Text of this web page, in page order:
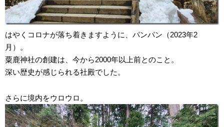
はやくコロナが落ち着きますように、パンパン（2023年2
月）。
粟鹿神社の創建は、今から2000年以上前とのこと。
深い歴史が感じられる社殿でした。
さらに境内をウロウロ。